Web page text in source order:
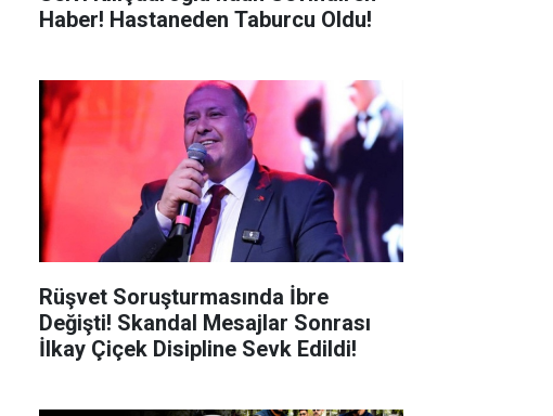
Haber! Hastaneden Taburcu Oldu!
Rüşvet Soruşturmasında İbre
Değişti! Skandal Mesajlar Sonrası
İlkay Çiçek Disipline Sevk Edildi!